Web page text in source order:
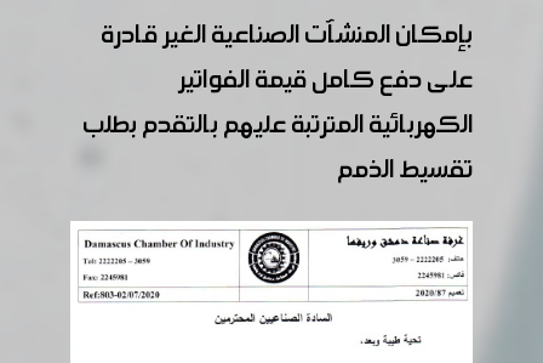
بإمكان المنشآت الصناعية الغير قادرة
على دفع كامل قيمة الفواتير
الكهربائية المترتبة عليهم بالتقدم بطلب
تقسيط الذمم